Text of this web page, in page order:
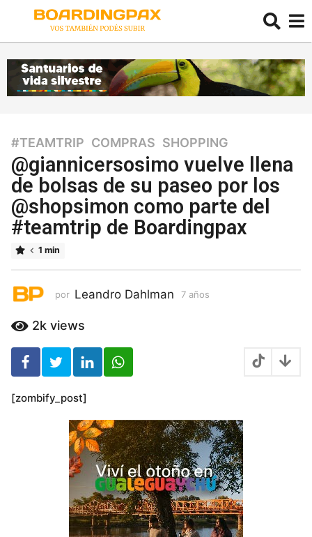
7
a
ñ
o
s
7
a
ñ
#TEAMTRIP ,COMPRAS ,SHOPPING
@giannicersosimo vuelve llena
de bolsas de su paseo por los
@shopsimon como parte del
#teamtrip de Boardingpax
1 min
por Leandro Dahlman 7 años
2k views
[zombify_post]